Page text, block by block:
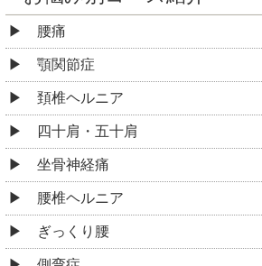
腰痛
顎関節症
頚椎ヘルニア
四十肩・五十肩
坐骨神経痛
腰椎ヘルニア
ぎっくり腰